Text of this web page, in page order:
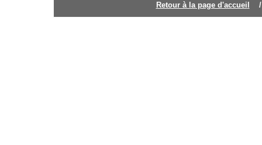
Retour à la page d'accuei